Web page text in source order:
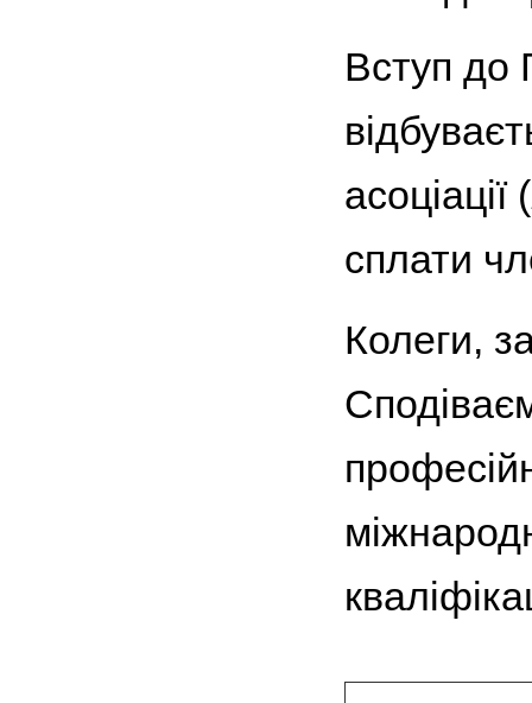
Вступ до
асоціації (
сплати
Колеги,